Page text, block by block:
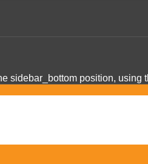
sidebar_bottom position,